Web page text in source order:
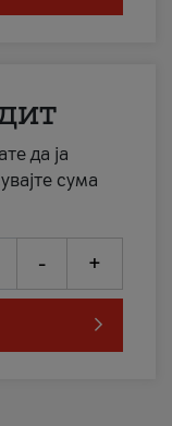
да ја
сума
- +